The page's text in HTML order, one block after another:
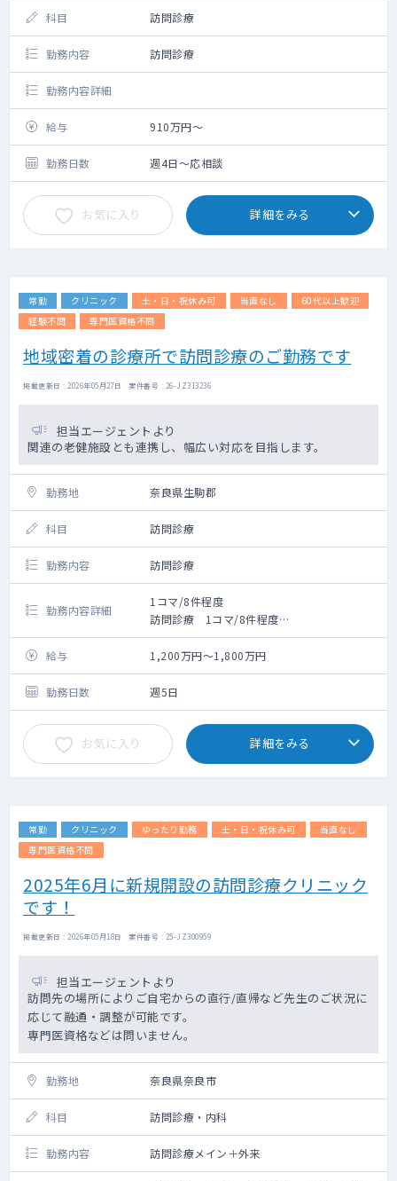
科目 訪問診療
勤務内容 訪問診療
勤務内容詳細
給与 910万円～
勤務日数 週4日～応相談
お気に入り 詳細をみる
常勤 クリニック 土・日・祝休み可 当直なし
60代以上歓迎
経験不問
専門医資格不問
地域密着の診療所で訪問診療のご勤務です
掲載更新日 : 2026年05月27日 案件番号 : 26-JZ313236
担当エージェントより
関連の老健施設とも連携し、幅広い対応を目指します。
勤務地 奈良県生駒郡
科目 訪問診療
勤務内容 訪問診療
勤務内容詳細
1コマ/8件程度
訪問診療 1コマ/8件程度
※居宅・施設の割合は半々くらいですが、ご
希望があれば相談可能です。
外来枠を少なくしてほしい、訪問診療のみの
勤務がしたいなどございましたらご相談くだ
さい。
給与 1,200万円～1,800万円
勤務日数 週5日
お気に入り 詳細をみる
常勤 クリニック ゆったり勤務 土・日・祝休み可
当直なし
専門医資格不問
2025年6月に新規開設の訪問診療クリニック
です！
掲載更新日 : 2026年05月18日 案件番号 : 25-JZ300959
担当エージェントより
訪問先の場所によりご自宅からの直行/直帰など先生のご状況に
応じて融通・調整が可能です。
専門医資格などは問いません。
勤務地 奈良県奈良市
科目 訪問診療・内科
勤務内容 訪問診療メイン＋外来